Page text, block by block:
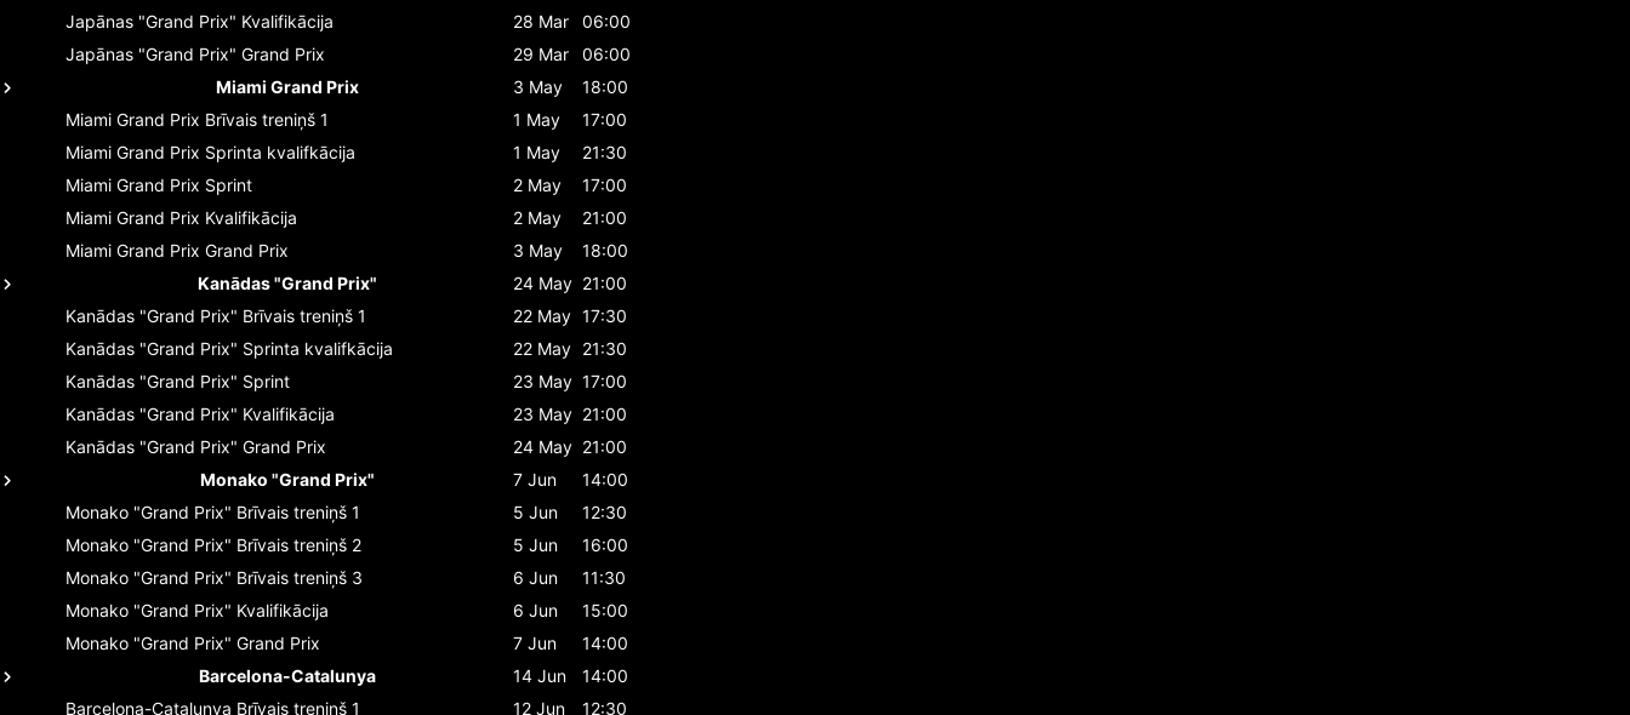
Japānas "Grand Prix" Kvalifikācija 28 Mar
06:00
Japānas "Grand Prix" Grand Prix 29 Mar
06:00
Miami Grand Prix
3 May
18:00
Miami Grand Prix Brīvais treniņš 1 1 May
17:00
Miami Grand Prix Sprinta kvalifkācija 1 May
21:30
Miami Grand Prix Sprint 2 May
17:00
Miami Grand Prix Kvalifikācija 2 May
21:00
Miami Grand Prix Grand Prix 3 May
18:00
Kanādas "Grand Prix"
24 May 21:00
Kanādas "Grand Prix" Brīvais treniņš 1 22 May 17:30
Kanādas "Grand Prix" Sprinta kvalifkācija 22 May 21:30
Kanādas "Grand Prix" Sprint 23 May 17:00
Kanādas "Grand Prix" Kvalifikācija 23 May 21:00
Kanādas "Grand Prix" Grand Prix 24 May 21:00
Monako "Grand Prix"
7 Jun
14:00
Monako "Grand Prix" Brīvais treniņš 1 5 Jun
12:30
Monako "Grand Prix" Brīvais treniņš 2 5 Jun
16:00
Monako "Grand Prix" Brīvais treniņš 3 6 Jun
11:30
Monako "Grand Prix" Kvalifikācija 6 Jun
15:00
Monako "Grand Prix" Grand Prix 7 Jun
14:00
Barcelona-Catalunya
14 Jun
14:00
Barcelona-Catalunya Brīvais treniņš 1 12 Jun
12:30